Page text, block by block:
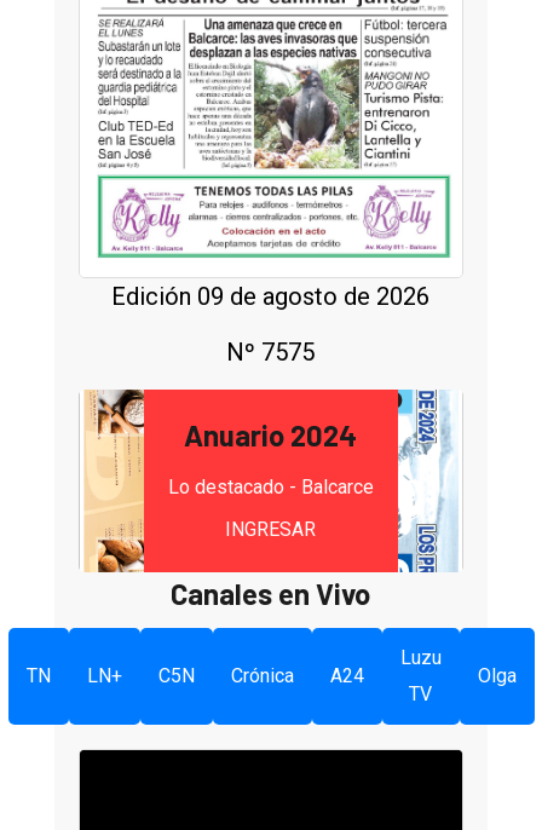
Edición 09 de agosto de 2026
Nº 7575
Anuario 2024
Lo destacado - Balcarce
INGRESAR
Canales en Vivo
TN LN+ C5N Crónica A24
Luzu
TV
Olga